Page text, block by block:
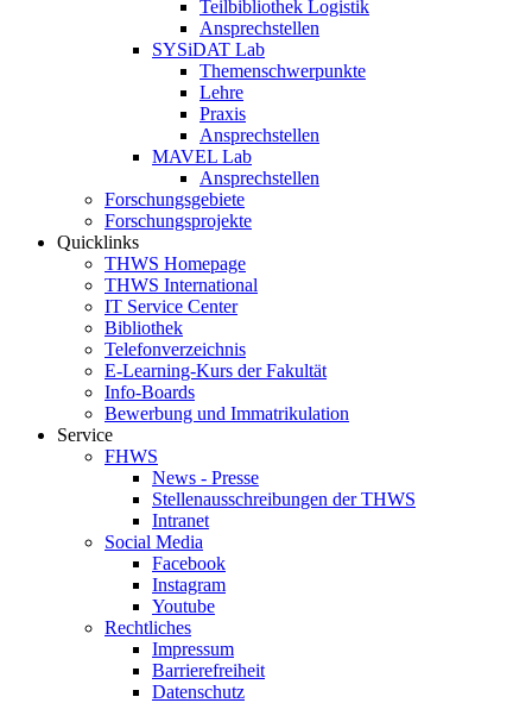
Teilbibliothek Logistik
Ansprechstellen
SYSiDAT Lab
Themenschwerpunkte
Lehre
Praxis
Ansprechstellen
MAVEL Lab
Ansprechstellen
Forschungsgebiete
Forschungsprojekte
Quicklinks
THWS Homepage
THWS International
IT Service Center
Bibliothek
Telefonverzeichnis
E-Learning-Kurs der Fakultät
Info-Boards
Bewerbung und Immatrikulation
Service
FHWS
News - Presse
Stellenausschreibungen der THWS
Intranet
Social Media
Facebook
Instagram
Youtube
Rechtliches
Impressum
Barrierefreiheit
Datenschutz